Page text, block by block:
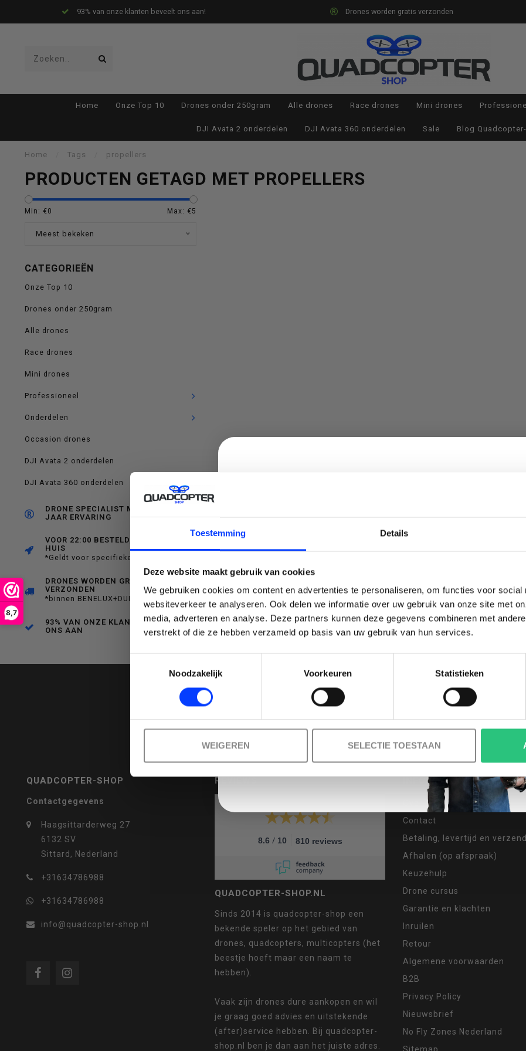
Toestemming Details
Deze website maakt gebruik van cookies
We gebruiken cookies om content en advertenties te personaliseren, om functies voor social
websiteverkeer te analyseren. Ook delen we informatie over uw gebruik van onze site met
media, adverteren en analyse. Deze partners kunnen deze gegevens combineren met
verstrekt of die ze hebben verzameld op basis van uw gebruik van hun services.
Noodzakelijk
Voorkeuren Statistieken
WEIGEREN SELECTIE TOESTAAN
8,7
93% van onze klanten beveelt ons aan! Drones worden gratis verzonden
pijltjes
om
beschikbaar
selecteren.
Home Onze Top 10 Drones onder 250gram Alle drones Race drones Mini drones
DJI Avata 2 onderdelen DJI Avata 360 onderdelen Sale Blog
Home Tags propellers
PRODUCTEN GETAGD MET PROPELLERS
Min: €0 Max: €5
Meest bekeken
CATEGORIEËN
Onze Top 10
Drones onder 250gram
Alle drones
Race drones
Mini drones
Professioneel
Onderdelen
Occasion drones
DJI Avata 2 onderdelen
DJI Avata 360 onderdelen
DRONE SPECIALIST MET RUIM 10
JAAR ERVARING
VOOR 22:00 BESTELD, MORGEN IN
HUIS
*Geldt voor specifieke producten
DRONES WORDEN GRATIS
VERZONDEN
*binnen BENELUX+DUITSLAND
93% VAN ONZE KLANTEN BEVEELT
ONS AAN
MELD JE AAN VOOR ONZE NIEUWSBRIEF
QUADCOPTER-SHOP
Contactgegevens
Haagsittarderweg 27
6132 SV
Sittard, Nederland
+31634786988
+31634786988
info@quadcopter-shop.nl
REVIEWS
8.6 / 10 810 reviews
QUADCOPTER-SHOP.NL
Sinds 2014 is quadcopter-shop een
bekende speler op het gebied van
drones, quadcopters, multicopters (het
beestje hoeft maar een naam te
hebben).
Vaak zijn drones dure aankopen en wil
je graag goed advies en uitstekende
(after)service hebben. Bij quadcopter-
shop.nl ben je dan aan het juiste adres.
INFORMATIE
Over ons
Contact
Betaling, levertijd en
Afhalen (op afspraak)
Keuzehulp
Drone cursus
Garantie en klachten
Inruilen
Retour
Algemene voorwaarden
B2B
Privacy Policy
Nieuwsbrief
No Fly Zones Nederland
CLAIM KORTING OP JE
BESTELLING!
Ontvang je welkomstkorting tot 15 euro.
Minimale besteding 100 euro .
Email